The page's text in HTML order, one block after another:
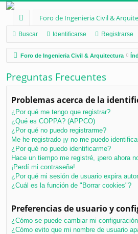
nl
ac
es
rá
pi
d
os
Foro de Ingenieria Civil &
Buscar Identificarse Registrarse
Foro de Ingenieria Civil & Arquitectura
Preguntas Frecuentes
Problemas acerca de la
¿Por qué me tengo que registrar?
¿Qué es COPPA? (APPCO)
¿Por qué no puedo registrarme?
Me he registrado ¡y no me puedo
¿Por qué no puedo identificarme?
Hace un tiempo me registré, ¡pero ahora
¡Perdí mi contraseña!
¿Por qué mi sesión de usuario expira
¿Cuál es la función de "Borrar cookies"?
Preferencias de usuario y
¿Cómo se puede cambiar mi
¿Cómo evito que mi nombre de usuario